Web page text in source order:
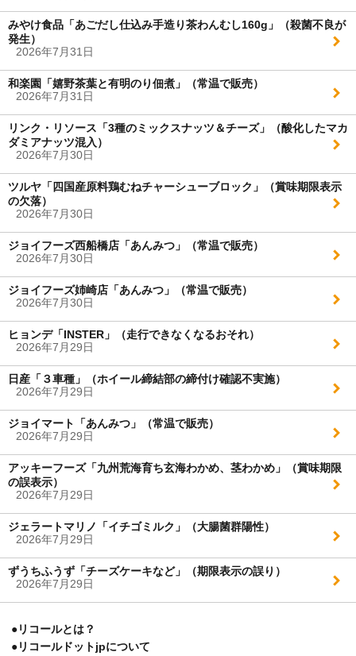
2026年7月31日
みやけ食品「あごだし仕込み手造り茶わんむし160g」（殺菌不良が
発生）
2026年7月31日
和楽園「嬉野茶葉と有明のり佃煮」（常温で販売）
2026年7月30日
リンク・リソース「3種のミックスナッツ＆チーズ」（酸化したマカ
ダミアナッツ混入）
2026年7月30日
ツルヤ「四国産原料鶏むねチャーシューブロック」（賞味期限表示
の欠落）
2026年7月30日
ジョイフーズ西船橋店「あんみつ」（常温で販売）
2026年7月30日
ジョイフーズ姉崎店「あんみつ」（常温で販売）
2026年7月29日
ヒョンデ「INSTER」（走行できなくなるおそれ）
2026年7月29日
日産「３車種」（ホイール締結部の締付け確認不実施）
2026年7月29日
ジョイマート「あんみつ」（常温で販売）
2026年7月29日
アッキーフーズ「九州荒海育ち玄海わかめ、茎わかめ」（賞味期限
の誤表示）
2026年7月29日
ジェラートマリノ「イチゴミルク」（大腸菌群陽性）
2026年7月29日
ずうちふうず「チーズケーキなど」（期限表示の誤り）
●リコールとは？
●リコールドットjpについて